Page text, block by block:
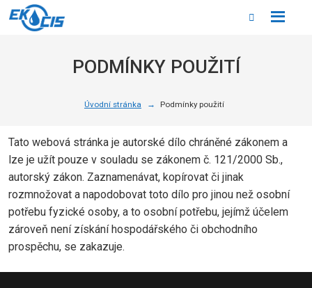
PODMÍNKY POUŽITÍ
Úvodní stránka Podmínky použití
Tato webová stránka je autorské dílo chráněné zákonem a
lze je užít pouze v souladu se zákonem č. 121/2000 Sb.,
autorský zákon. Zaznamenávat, kopírovat či jinak
rozmnožovat a napodobovat toto dílo pro jinou než osobní
potřebu fyzické osoby, a to osobní potřebu, jejímž účelem
zároveň není získání hospodářského či obchodního
prospěchu, se zakazuje.